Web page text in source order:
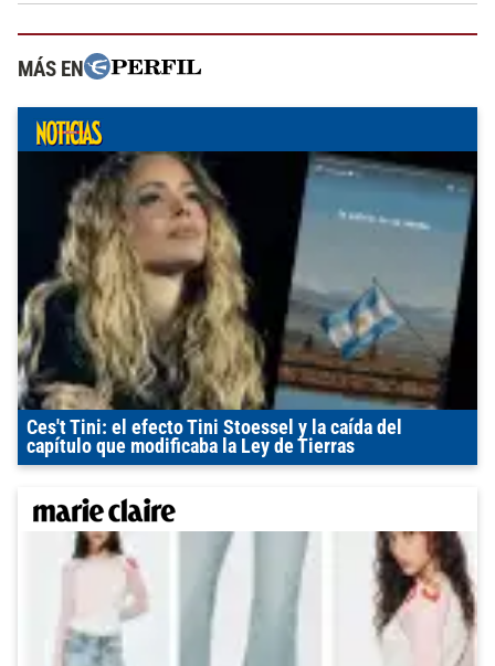
MÁS EN
Ces't Tini: el efecto Tini Stoessel y la caída del
capítulo que modificaba la Ley de Tierras